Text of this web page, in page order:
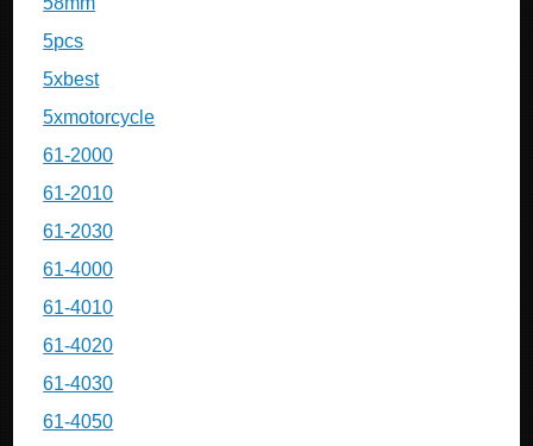
5pcs
5xbest
5xmotorcycle
61-2000
61-2010
61-2030
61-4000
61-4010
61-4020
61-4030
61-4050